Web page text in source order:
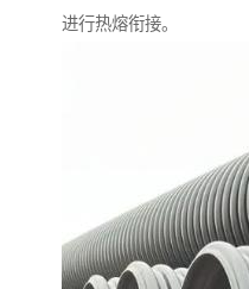
进行热熔衔接。